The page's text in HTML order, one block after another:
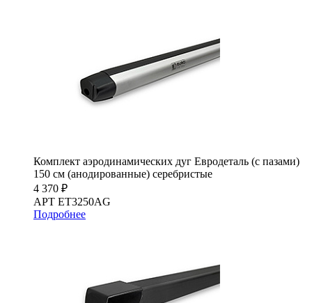
Комплект аэродинамических дуг Евродеталь (с пазами)
150 см (анодированные) серебристые
4 370 ₽
АРТ ET3250AG
Подробнее